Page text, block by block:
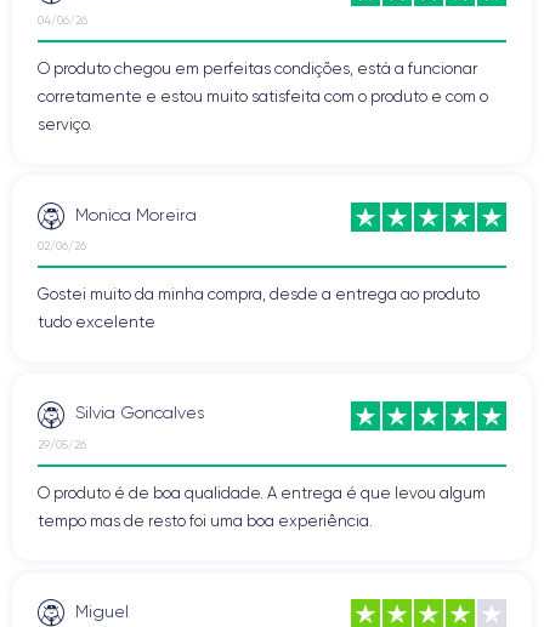
04/06/26
O produto chegou em perfeitas condições, está a funcionar
corretamente e estou muito satisfeita com o produto e com o
serviço.
Monica Moreira
02/06/26
Gostei muito da minha compra, desde a entrega ao produto
tudo excelente
Silvia Goncalves
29/05/26
O produto é de boa qualidade. A entrega é que levou algum
tempo mas de resto foi uma boa experiência.
Miguel